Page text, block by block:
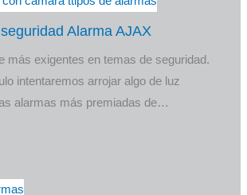
Alarma AJAX
más exigentes en temas de seguridad.
intentaremos arrojar algo de luz
alarmas más premiadas de…